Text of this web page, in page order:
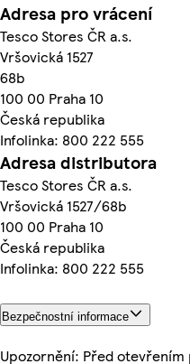
Adresa pro vrácení
Tesco Stores ČR a.s.
Vršovická 1527
68b
100 00 Praha 10
Česká republika
Infolinka: 800 222 555
Adresa distributora
Tesco Stores ČR a.s.
Vršovická 1527/68b
100 00 Praha 10
Česká republika
Infolinka: 800 222 555
Bezpečnostní informace
Upozornění: Před